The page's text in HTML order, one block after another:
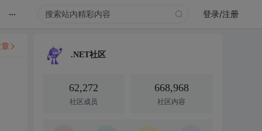
... 登录/注册
.NET社区
62,272
社区成员
668,968
社区内容